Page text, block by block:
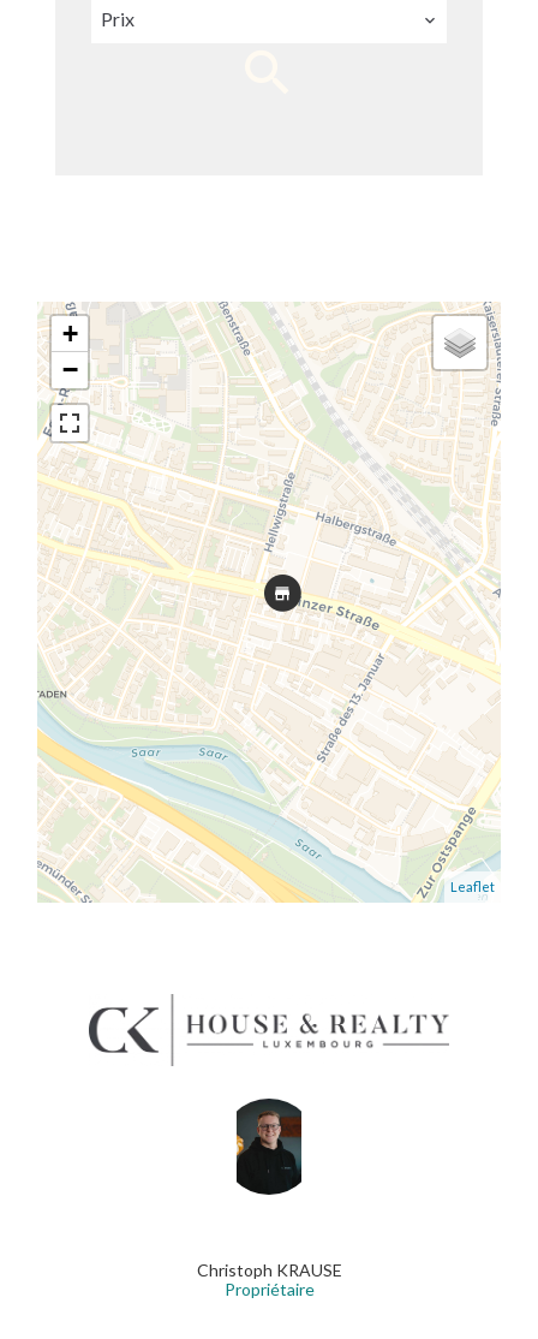
Prix
+
−
Leaflet
Christoph KRAUSE
Propriétaire